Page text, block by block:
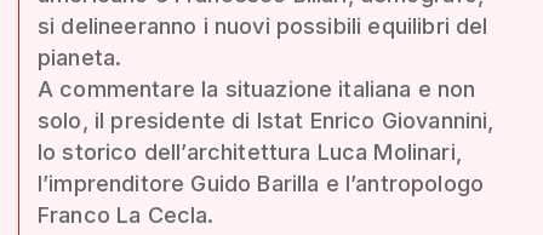
si delineeranno i nuovi possibili equilibri del
pianeta.
A commentare la situazione italiana e non
solo, il presidente di Istat Enrico Giovannini,
lo storico dell’architettura Luca Molinari,
l’imprenditore Guido Barilla e l’antropologo
Franco La Cecla.